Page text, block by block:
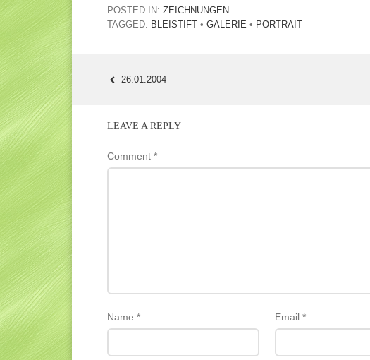
POSTED IN: ZEICHNUNGEN
TAGGED: BLEISTIFT • GALERIE • PORTRAIT
POST
26.01.2004
LEAVE A REPLY
Comment *
Name * Email *